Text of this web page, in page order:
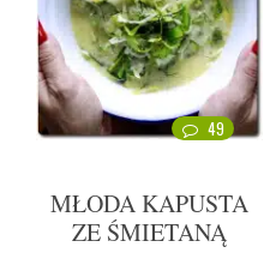
49
MŁODA KAPUSTA
ZE ŚMIETANĄ